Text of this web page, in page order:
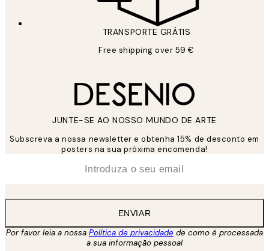
TRANSPORTE GRÁTIS
Free shipping over 59 €
JUNTE-SE AO NOSSO MUNDO DE ARTE
Subscreva a nossa newsletter e obtenha 15% de desconto em
posters na sua próxima encomenda!
ENVIAR
Por favor leia a nossa Política de privacidade de como é processada
a sua informação pessoal